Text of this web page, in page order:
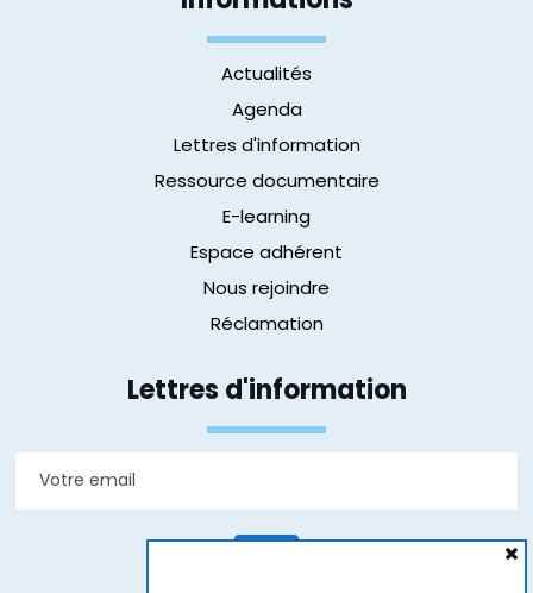
Actualités
Agenda
Lettres d'information
Ressource documentaire
E-learning
Espace adhérent
Nous rejoindre
Réclamation
Lettres d'information